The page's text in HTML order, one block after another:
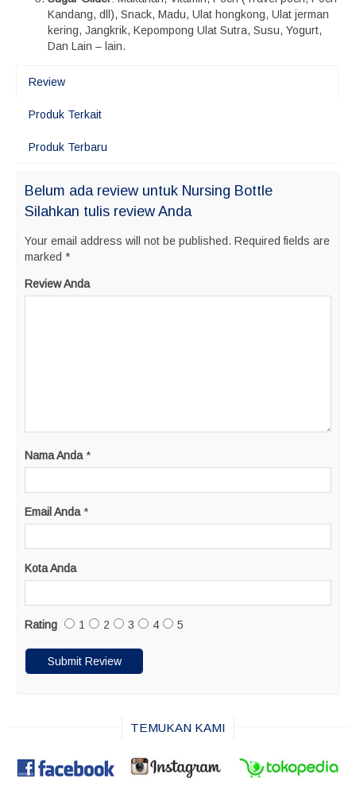
Kandang, dll), Snack, Madu, Ulat hongkong, Ulat jerman
kering, Jangkrik, Kepompong Ulat Sutra, Susu, Yogurt,
Dan Lain – lain.
Review
Produk Terkait
Produk Terbaru
Belum ada review untuk Nursing Bottle
Silahkan tulis review Anda
Your email address will not be published. Required fields are
marked *
Review Anda
Nama Anda *
Email Anda *
Kota Anda
Rating 1 2 3 4 5
TEMUKAN KAMI